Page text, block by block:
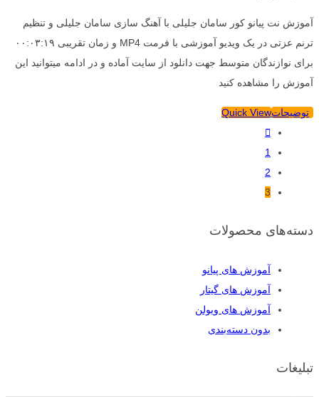
آموزش نت پیانو کور سامان جلیلی با آهنگ سازی سامان جلیلی و تنظیم
ترنم عزتی در یک ویدیو آموزشی با فرمت MP4 و زمان تقریبی ۰۰:۰۳:۱۹
برای نوازندگان متوسط جهت دانلود از سایت آماده و در ادامه میتوانید این
آموزش را مشاهده کنید
توضیحاتQuick View
1
2
3
دسته‌های محصولات
آموزش های پیانو
آموزش های گیتار
آموزش های ویولن
بدون دسته‌بندی
تبلیغات